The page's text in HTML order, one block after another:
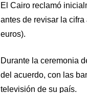
El Cairo reclamó
antes de revisar la
euros).
Durante la ceremonia
del acuerdo, con las
televisión de su país.